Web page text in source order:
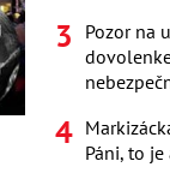
Pozor na
Páni, to